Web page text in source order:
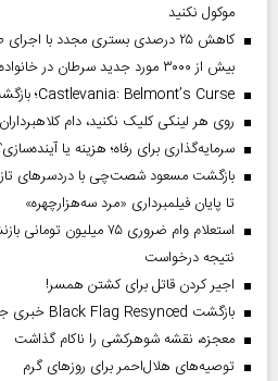
موکول نکنید
کاهش ۲۵ درصدی بستری مجدد با
بیش از ۳۰۰۰ مورد جدید سرطان در خانواده بیماران
Castlevania: Belmont’s Curse؛ بازگشت باشکوه شکارچیان خون‌آشام
روی هر لینکی کلیک نکنید، دام
سرمایه‌گذاری برای رفاه؛ هزینه یا
بازگشت مسعود شصت‌چی با دردسر‌های
تا پایان فیلمبرداری «مرد سه‌هزارچهره»
استعلام وام ضروری ۷۵
نتیجه درخواست
اجیر کردن قاتل برای کشتن همسر!
بازگشت Black Flag Resynced خبری جذاب برای دوستداران بازی
معجزه، نقشه شوهرکشی را ناکام گذاشت
توصیه‌های هلال‌احمر برای روز‌های گرم